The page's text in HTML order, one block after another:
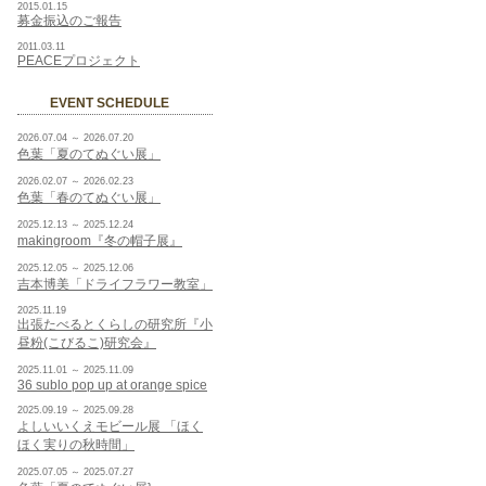
2015.01.15
募金振込のご報告
2011.03.11
PEACEプロジェクト
EVENT SCHEDULE
2026.07.04 ～ 2026.07.20
色葉「夏のてぬぐい展」
2026.02.07 ～ 2026.02.23
色葉「春のてぬぐい展」
2025.12.13 ～ 2025.12.24
makingroom『冬の帽子展』
2025.12.05 ～ 2025.12.06
吉本博美「ドライフラワー教室」
2025.11.19
出張たべるとくらしの研究所『小
昼粉(こびるこ)研究会』
2025.11.01 ～ 2025.11.09
36 sublo pop up at orange spice
2025.09.19 ～ 2025.09.28
よしいいくえモビール展 「ほく
ほく実りの秋時間」
2025.07.05 ～ 2025.07.27